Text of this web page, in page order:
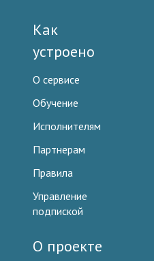
Как
устроено
О сервисе
Обучение
Исполнителям
Партнерам
Правила
Управление
подпиской
О проекте